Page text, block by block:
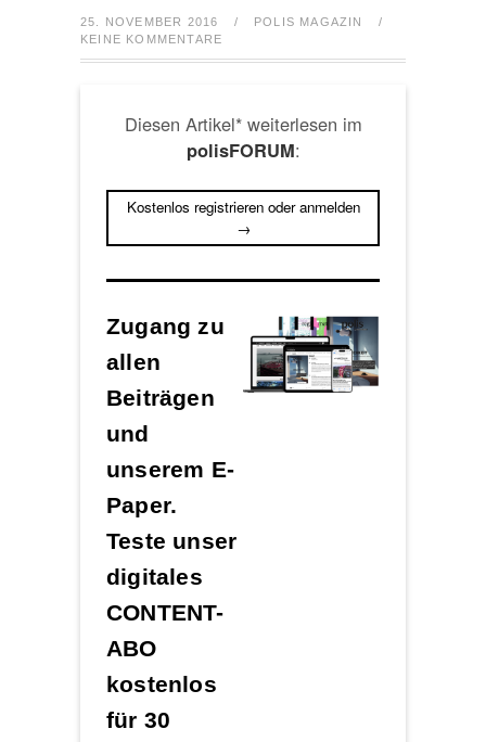
25. NOVEMBER 2016 / POLIS MAGAZIN
/
KEINE KOMMENTARE
Diesen Artikel* weiterlesen im
polisFORUM:
Kostenlos registrieren oder anmelden
→
Zugang zu
allen
Beiträgen
und
unserem E-
Paper.
Teste unser
digitales
CONTENT-
ABO
kostenlos
für 30